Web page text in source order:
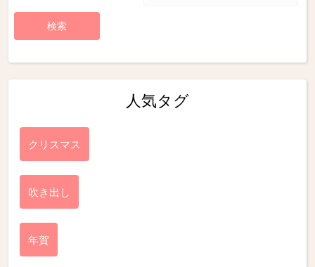
人気タグ
クリスマス
吹き出し
年賀